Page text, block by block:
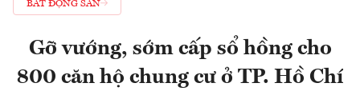
BẤT ĐỘNG SẢN
Gỡ vướng, sớm cấp sổ hồng cho
800 căn hộ chung cư ở TP. Hồ Chí